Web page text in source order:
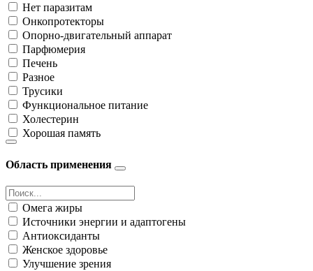
Нет паразитам
Онкопротекторы
Опорно-двигательный аппарат
Парфюмерия
Печень
Разное
Трусики
Функциональное питание
Холестерин
Хорошая память
Область применения
Омега жиры
Источники энергии и адаптогены
Антиоксиданты
Женское здоровье
Улучшение зрения